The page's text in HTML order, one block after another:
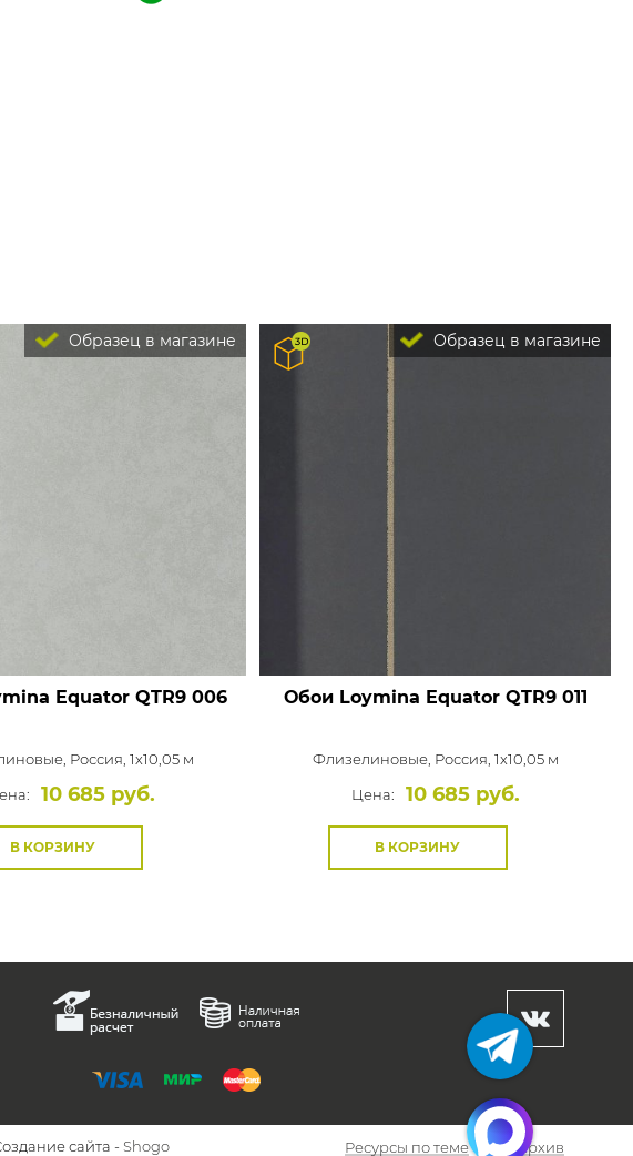
Образец в магазине
Equator QTR9 006
Россия, 1x10,05 м
10 685 руб.
В КОРЗИНУ
Образец в магазине
Обои Loymina EquatorQTR9 011
Флизелиновые, Россия, 1x10,05 м
Цена:
10 685 руб.
В КОРЗИНУ
сайта - Shogo Ресурсы по теме Архив